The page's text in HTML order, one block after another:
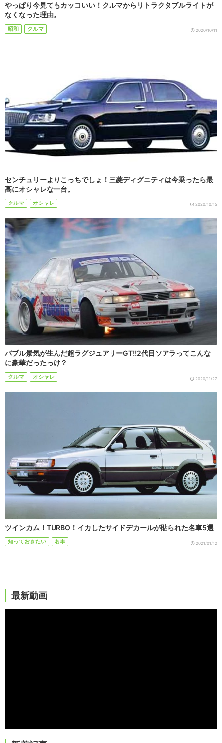
やっぱり今見てもカッコいい！クルマからリトラクタブルライトが
なくなった理由。
昭和 クルマ 2020/10/11
センチュリーよりこっちでしょ！三菱ディグニティは今乗ったら最
高にオシャレな一台。
クルマ オシャレ 2020/10/15
バブル景気が生んだ超ラグジュアリーGT!!2代目ソアラってこんな
に豪華だったっけ？
クルマ オシャレ 2020/11/27
ツインカム！TURBO！イカしたサイドデカールが貼られた名車5選
知っておきたい 名車 2021/01/12
最新動画